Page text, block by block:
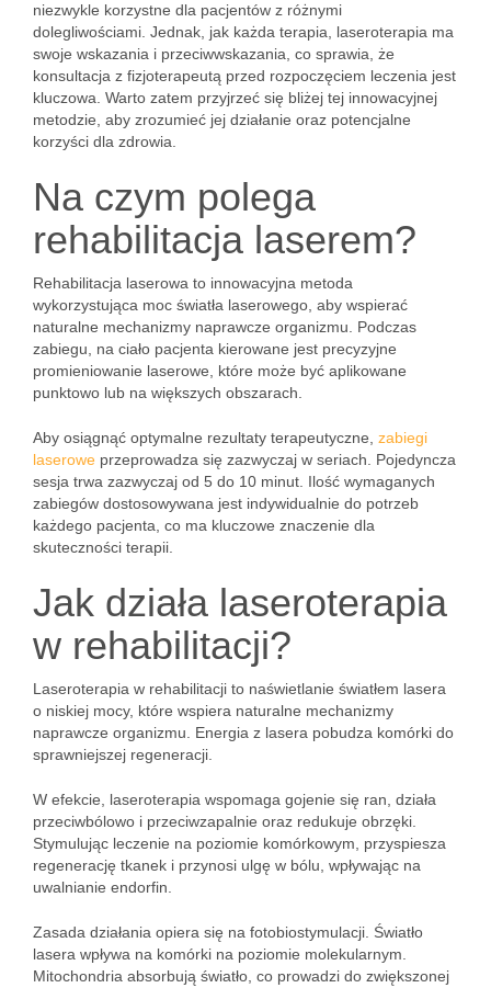
niezwykle korzystne dla pacjentów z różnymi
dolegliwościami. Jednak, jak każda terapia, laseroterapia ma
swoje wskazania i przeciwwskazania, co sprawia, że
konsultacja z fizjoterapeutą przed rozpoczęciem leczenia jest
kluczowa. Warto zatem przyjrzeć się bliżej tej innowacyjnej
metodzie, aby zrozumieć jej działanie oraz potencjalne
korzyści dla zdrowia.
Na czym polega
rehabilitacja laserem?
Rehabilitacja laserowa to innowacyjna metoda
wykorzystująca moc światła laserowego, aby wspierać
naturalne mechanizmy naprawcze organizmu. Podczas
zabiegu, na ciało pacjenta kierowane jest precyzyjne
promieniowanie laserowe, które może być aplikowane
punktowo lub na większych obszarach.
Aby osiągnąć optymalne rezultaty terapeutyczne, zabiegi
laserowe przeprowadza się zazwyczaj w seriach. Pojedyncza
sesja trwa zazwyczaj od 5 do 10 minut. Ilość wymaganych
zabiegów dostosowywana jest indywidualnie do potrzeb
każdego pacjenta, co ma kluczowe znaczenie dla
skuteczności terapii.
Jak działa laseroterapia
w rehabilitacji?
Laseroterapia w rehabilitacji to naświetlanie światłem lasera
o niskiej mocy, które wspiera naturalne mechanizmy
naprawcze organizmu. Energia z lasera pobudza komórki do
sprawniejszej regeneracji.
W efekcie, laseroterapia wspomaga gojenie się ran, działa
przeciwbólowo i przeciwzapalnie oraz redukuje obrzęki.
Stymulując leczenie na poziomie komórkowym, przyspiesza
regenerację tkanek i przynosi ulgę w bólu, wpływając na
uwalnianie endorfin.
Zasada działania opiera się na fotobiostymulacji. Światło
lasera wpływa na komórki na poziomie molekularnym.
Mitochondria absorbują światło, co prowadzi do zwiększonej